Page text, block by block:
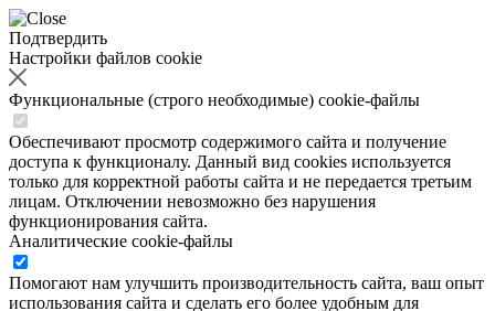
Подтвердить
Настройки файлов cookie
Функциональные (строго необходимые) cookie-файлы
Обеспечивают просмотр содержимого сайта и получение
доступа к функционалу. Данный вид cookies используется
только для корректной работы сайта и не передается третьим
лицам. Отключении невозможно без нарушения
функционирования сайта.
Аналитические cookie-файлы
Помогают нам улучшить производительность сайта, ваш опыт
использования сайта и сделать его более удобным для